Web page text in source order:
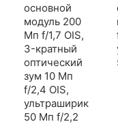
основной
модуль 200
Мп f/1,7 OIS,
3-кратный
оптический
зум 10 Мп
f/2,4 OIS,
ультраширик
50 Мп f/2,2